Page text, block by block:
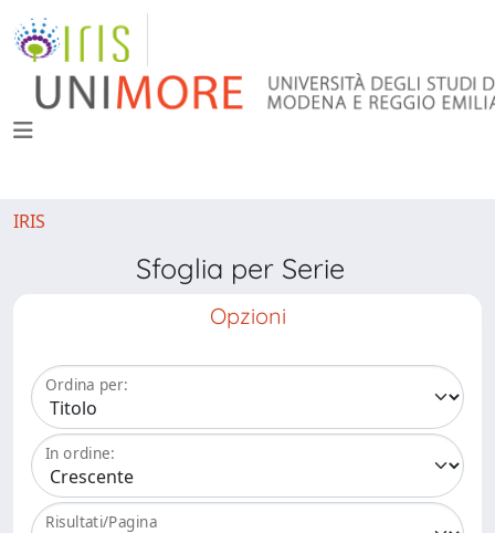
IRIS
Sfoglia per Serie
Opzioni
Ordina per:
In ordine:
Risultati/Pagina